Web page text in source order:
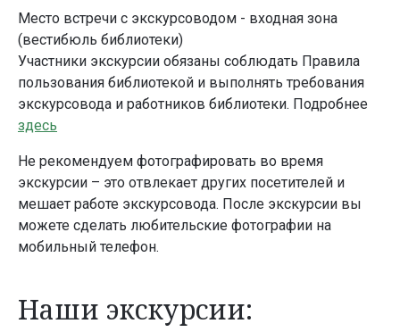
Место встречи с экскурсоводом - входная зона
(вестибюль библиотеки)
Участники экскурсии обязаны соблюдать Правила
пользования библиотекой и выполнять требования
экскурсовода и работников библиотеки. Подробнее
здесь
Не рекомендуем фотографировать во время
экскурсии – это отвлекает других посетителей и
мешает работе экскурсовода. После экскурсии вы
можете сделать любительские фотографии на
мобильный телефон.
Наши экскурсии: